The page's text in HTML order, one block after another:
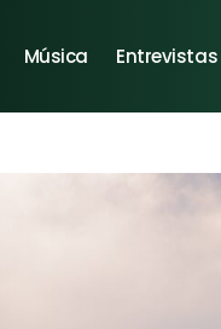
Música Entrevistas